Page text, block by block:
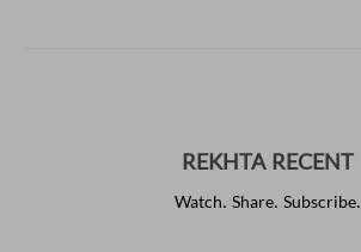
REKHTA RECENT
Watch. Share. Subscribe.